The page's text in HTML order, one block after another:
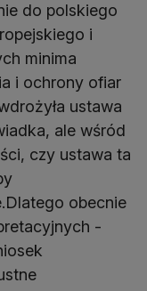
do polskiego
i
minima
i ochrony ofiar
ustawa
ale wśród
czy ustawa ta
obecnie
-